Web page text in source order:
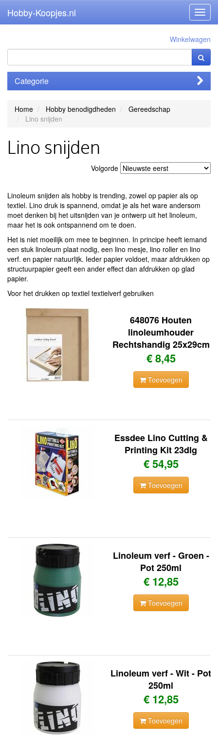
Hobby-Koopjes.nl
Winkelwagen
Categorie
Home Hobby benodigdheden
Gereedschap
Lino snijden
Lino snijden
Volgorde
Linoleum snijden als hobby is trending, zowel op papier als op
textiel. Lino druk is spannend, omdat je als het ware andersom
moet denken bij het uitsnijden van je ontwerp uit het linoleum,
maar het is ook ontspannend om te doen.
Het is niet moeilijk om mee te beginnen. In principe heeft iemand
een stuk linoleum plaat nodig, een lino mesje, lino roller en lino
verf. en papier natuurlijk. Ieder papier voldoet, maar afdrukken op
structuurpapier geeft een ander effect dan afdrukken op glad
papier.
Voor het drukken op textiel textielverf gebruiken
648076 Houten
linoleumhouder
Rechtshandig 25x29cm
€ 8,45
Toevoegen
Essdee Lino Cutting &
Printing Kit 23dlg
€ 54,95
Toevoegen
Linoleum verf - Groen -
Pot 250ml
€ 12,85
Toevoegen
Linoleum verf - Wit - Pot
250ml
€ 12,85
Toevoegen